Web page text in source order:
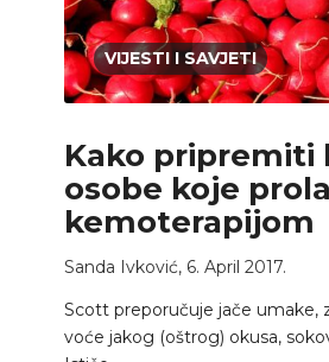
VIJESTI I SAVJETI
Kako pripremiti
osobe koje
kemoterapijom
Sanda Ivković, 6. April 2017.
Scott preporučuje jače umake,
voće jakog (oštrog) okusa,